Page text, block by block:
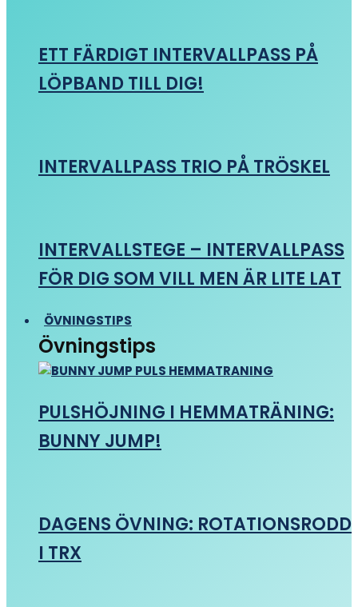
ETT FÄRDIGT INTERVALLPASS PÅ
LÖPBAND TILL DIG!
INTERVALLPASS TRIO PÅ TRÖSKEL
INTERVALLSTEGE – INTERVALLPASS
FÖR DIG SOM VILL MEN ÄR LITE LAT
ÖVNINGSTIPS
Övningstips
PULSHÖJNING I HEMMATRÄNING:
BUNNY JUMP!
DAGENS ÖVNING: ROTATIONSRODD
I TRX